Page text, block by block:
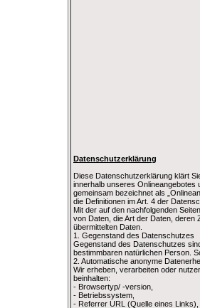
Datenschutzerklärung
Diese Datenschutzerklärung klärt
innerhalb unseres Onlineangebotes
gemeinsam bezeichnet als
die Definitionen im Art. 4 der
Mit der auf den nachfolgenden
von Daten, die Art der Daten, deren
übermittelten Daten.
1. Gegenstand des Datenschutzes
Gegenstand des Datenschutzes
bestimmbaren natürlichen Person.
2. Automatische anonyme
Wir erheben, verarbeiten oder
beinhalten:
- Browsertyp/ -version,
- Betriebssystem,
- Referrer URL (Quelle eines Links),